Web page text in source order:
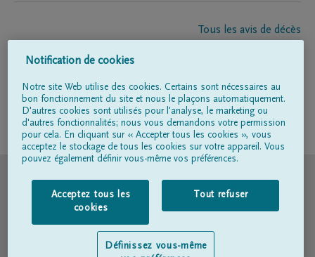
Tous les avis de décès
Entrepreneur de pompes funèbres
Suivez-nous sur
Conditions d'utilisation
Déclaration relative à la vie privée
Notification de cookies
Notre site Web utilise des cookies. Certains sont nécessaires au
bon fonctionnement du site et nous le plaçons automatiquement.
D'autres cookies sont utilisés pour l'analyse, le marketing ou
d'autres fonctionnalités; nous vous demandons votre permission
pour cela. En cliquant sur « Accepter tous les cookies », vous
acceptez le stockage de tous les cookies sur votre appareil. Vous
pouvez également définir vous-même vos préférences.
Acceptez tous les
cookies
Tout refuser
Définissez vous-même